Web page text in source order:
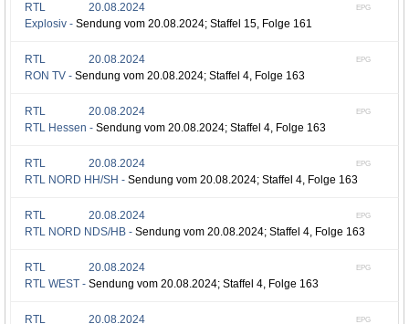
EPG
RTL
20.08.2024
Explosiv - Sendung vom 20.08.2024; Staffel 15, Folge 161
EPG
RTL
20.08.2024
RON TV - Sendung vom 20.08.2024; Staffel 4, Folge 163
EPG
RTL
20.08.2024
RTL Hessen - Sendung vom 20.08.2024; Staffel 4, Folge 163
EPG
RTL
20.08.2024
RTL NORD HH/SH - Sendung vom 20.08.2024; Staffel 4, Folge 163
EPG
RTL
20.08.2024
RTL NORD NDS/HB - Sendung vom 20.08.2024; Staffel 4, Folge 163
EPG
RTL
20.08.2024
RTL WEST - Sendung vom 20.08.2024; Staffel 4, Folge 163
EPG
RTL 20.08.2024